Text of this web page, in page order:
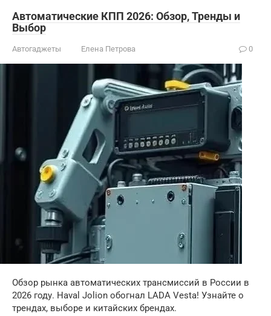
Автоматические КПП 2026: Обзор, Тренды и
Выбор
Автогаджеты Елена Петрова 0
Обзор рынка автоматических трансмиссий в России в
2026 году. Haval Jolion обогнал LADA Vesta! Узнайте о
трендах, выборе и китайских брендах.